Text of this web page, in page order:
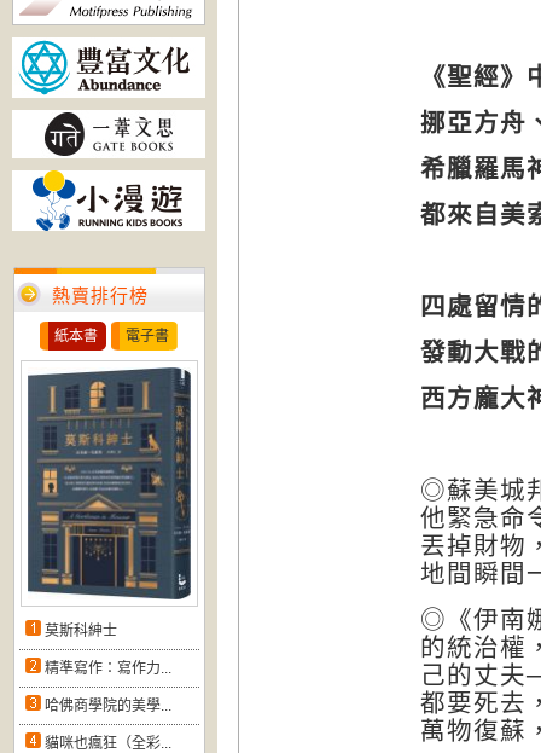
熱賣排行榜
紙本書 電子書
莫斯科紳士
精準寫作：寫作力...
哈佛商學院的美學...
貓咪也瘋狂（全彩...
《聖經
挪亞方舟
希臘羅馬
都來自美
四處留情
發動大戰
西方龐大
◎蘇美城
他緊急命
丟掉財物
地間瞬
◎《伊南
的統治權
己的丈夫
都要死去
萬物復蘇